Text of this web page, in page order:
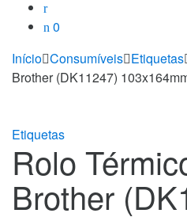
0
Início Consumíveis Etiquetas
Brother (DK11247)
Etiquetas
Rolo
Brother